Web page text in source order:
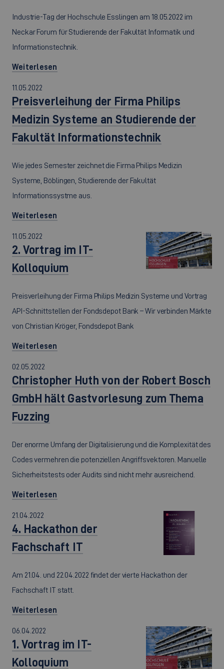
Industrie-Tag der Hochschule Esslingen am 18.05.2022 im
Neckar Forum für Studierende der Fakultät Informatik und
Informationstechnik.
Weiterlesen
11.05.2022
Preisverleihung der Firma Philips
Medizin Systeme an Studierende der
Fakultät Informationstechnik
Wie jedes Semester zeichnet die Firma Philips Medizin
Systeme, Böblingen, Studierende der Fakultät
Informationssystme aus.
Weiterlesen
11.05.2022
2. Vortrag im IT-
Kolloquium
Preisverleihung der Firma Philips Medizin Systeme und Vortrag
API-Schnittstellen der Fondsdepot Bank – Wir verbinden Märkte
von Christian Kröger, Fondsdepot Bank
Weiterlesen
02.05.2022
Christopher Huth von der Robert Bosch
GmbH hält Gastvorlesung zum Thema
Fuzzing
Der enorme Umfang der Digitalisierung und die Komplexität des
Codes vermehren die potenziellen Angriffsvektoren. Manuelle
Sicherheitstests oder Audits sind nicht mehr ausreichend.
Weiterlesen
21.04.2022
4. Hackathon der
Fachschaft IT
Am 21.04. und 22.04.2022 findet der vierte Hackathon der
Fachschaft IT statt.
Weiterlesen
06.04.2022
1. Vortrag im IT-
Kolloquium